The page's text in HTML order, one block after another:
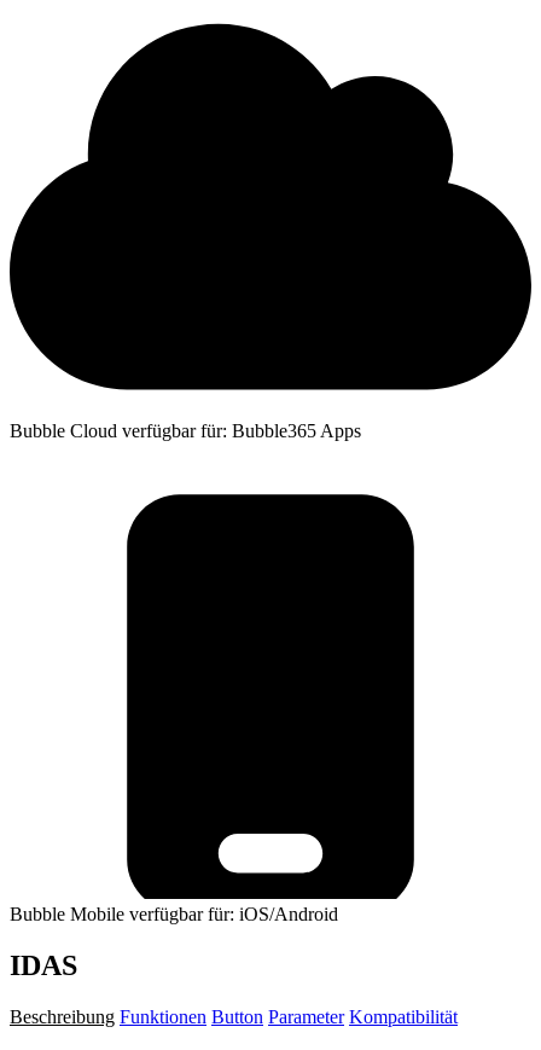
Bubble Cloud verfügbar für: Bubble365 Apps
Bubble Mobile verfügbar für: iOS/Android
IDAS
Beschreibung Funktionen Button Parameter Kompatibilität